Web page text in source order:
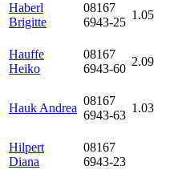
Haberl
Brigitte
08167
6943-25
1.05
Hauffe
Heiko
08167
6943-60
2.09
Hauk Andrea
08167
6943-63
1.03
Hilpert
Diana
08167
6943-23